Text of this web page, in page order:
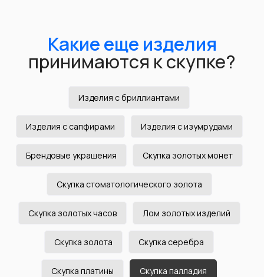
Изделия с бриллиантами
Изделия с сапфирами Изделия с изумрудами
Брендовые украшения Скупка золотых монет
Скупка стоматологического золота
Скупка золотых часов Лом золотых изделий
Скупка золота Скупка серебра
Скупка платины Скупка палладия
проложите маршрутдо филиала
Быстрая оценка
Мы оценим Ваше изделие в любом
по номеру телефона
Оценить в MAX
Оценить в Telegram